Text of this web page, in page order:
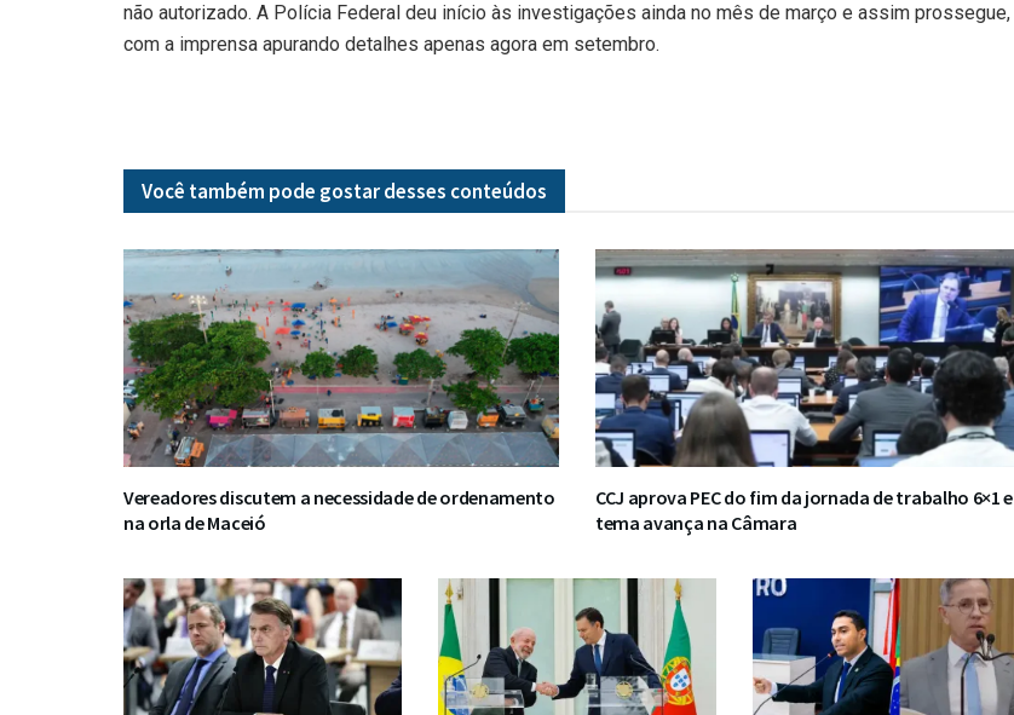
não autorizado. A Polícia Federal deu início às investigações ainda no mês de março e assim prossegue,
com a imprensa apurando detalhes apenas agora em setembro.
Você também pode gostar desses conteúdos
Vereadores discutem a necessidade de ordenamento
na orla de Maceió
CCJ aprova PEC do fim da jornada de trabalho 6×1 e
tema avança na Câmara